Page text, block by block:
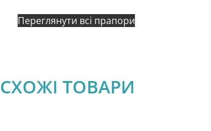
Переглянути всі прапори
СХОЖІ ТОВАРИ